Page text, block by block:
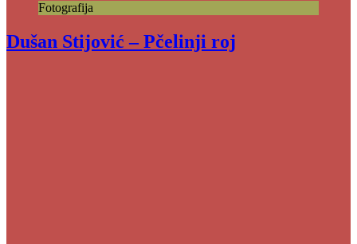
Fotografija
Dušan Stijović – Pčelinji roj